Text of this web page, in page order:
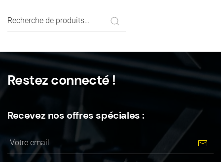
Recherche
Restez connecté !
Recevez nos offres spéciales :